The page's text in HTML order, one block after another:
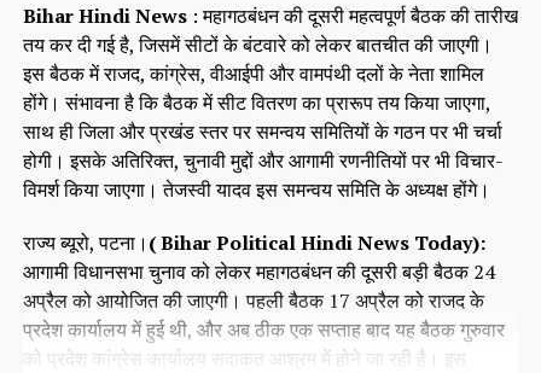
Bihar Hindi News: महागठबंधन की दूसरी महत्वपूर्ण बैठक की तारीख
तय कर दी गई है, जिसमें सीटों के बंटवारे को लेकर बातचीत की जाएगी।
इस बैठक में राजद, कांग्रेस, वीआईपी और वामपंथी दलों के नेता शामिल
होंगे। संभावना है कि बैठक में सीट वितरण का प्रारूप तय किया जाएगा,
साथ ही जिला और प्रखंड स्तर पर समन्वय समितियों के गठन पर भी चर्चा
होगी। इसके अतिरिक्त, चुनावी मुद्दों और आगामी रणनीतियों पर भी विचार-
विमर्श किया जाएगा। तेजस्वी यादव इस समन्वय समिति के अध्यक्ष होंगे।
राज्य ब्यूरो, पटना। ( Bihar Political Hindi News Today):
आगामी विधानसभा चुनाव को लेकर महागठबंधन की दूसरी बड़ी बैठक 24
अप्रैल को आयोजित की जाएगी। पहली बैठक 17 अप्रैल को राजद के
प्रदेश कार्यालय में हुई थी, और अब ठीक एक सप्ताह बाद यह बैठक गुरुवार
को प्रदेश कांग्रेस कार्यालय सदाकत आश्रम में होने जा रही है। इस